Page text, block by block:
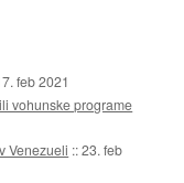
feb 2021
vohunske programe
Venezueli ::23. feb